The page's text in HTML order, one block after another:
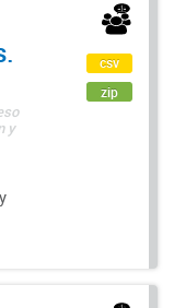
y
csv
zip